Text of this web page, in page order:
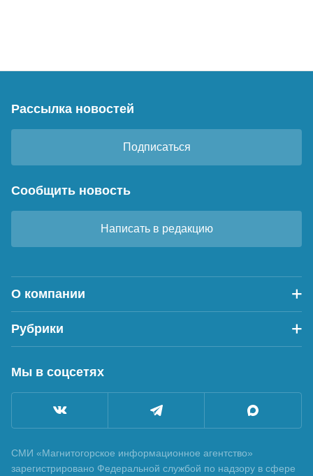
Рассылка новостей
Подписаться
Сообщить новость
Написать в редакцию
О компании
Рубрики
Мы в соцсетях
СМИ «Магнитогорское информационное агентство»
зарегистрировано Федеральной службой по надзору в сфере